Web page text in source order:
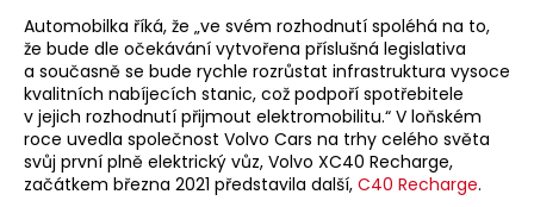
Automobilka říká, že „ve svém rozhodnutí spoléhá na to,
že bude dle očekávání vytvořena příslušná legislativa
a současně se bude rychle rozrůstat infrastruktura vysoce
kvalitních nabíjecích stanic, což podpoří spotřebitele
v jejich rozhodnutí přijmout elektromobilitu.“ V loňském
roce uvedla společnost Volvo Cars na trhy celého světa
svůj první plně elektrický vůz, Volvo XC40 Recharge,
začátkem března 2021 představila další, C40 Recharge.